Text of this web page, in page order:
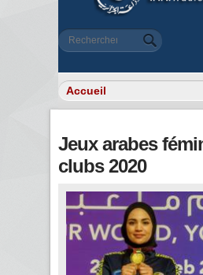
Formulaire de
Rechercher
Jeux arabes
clubs 2020